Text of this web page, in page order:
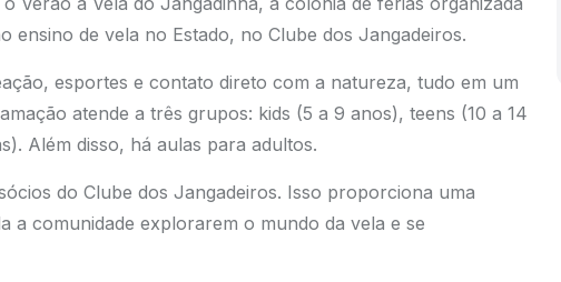
ensino de vela no Estado, no Clube dos Jangadeiros.
esportes e contato direto com a natureza, tudo em um
atende a três grupos: kids (5 a 9 anos), teens (10 a 14
Além disso, há aulas para adultos.
do Clube dos Jangadeiros. Isso proporciona uma
a comunidade explorarem o mundo da vela e se